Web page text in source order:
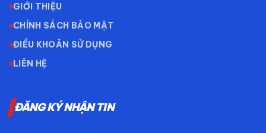
GIỚI THIỆU
CHÍNH SÁCH BẢO MẬT
ĐIỀU KHOẢN SỬ DỤNG
LIÊN HỆ
ĐĂNG KÝ NHẬN TIN